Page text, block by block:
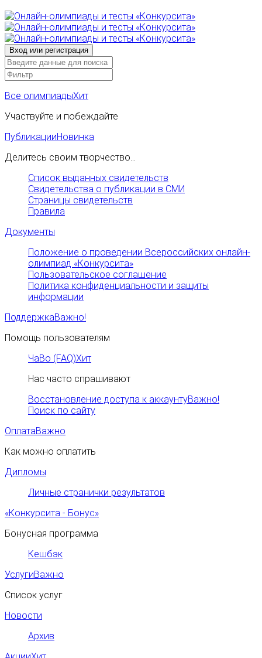
Все олимпиадыХит
Участвуйте и побеждайте
ПубликацииНовинка
Делитесь своим творчество...
Список выданных свидетельств
Свидетельства о публикации в СМИ
Страницы свидетельств
Правила
Документы
Положение о проведении Всероссийских онлайн-
олимпиад «Конкурсита»
Пользовательское соглашение
Политика конфиденциальности и защиты
информации
ПоддержкаВажно!
Помощь пользователям
ЧаВо (FAQ)Хит
Нас часто спрашивают
Восстановление доступа к аккаунтуВажно!
Поиск по сайту
ОплатаВажно
Как можно оплатить
Дипломы
Личные странички результатов
«Конкурсита - Бонус»
Бонусная программа
Кешбэк
УслугиВажно
Список услуг
Новости
Архив